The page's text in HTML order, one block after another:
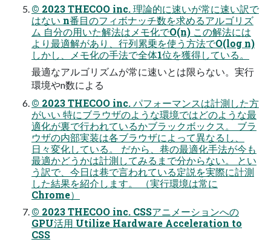
© 2023 THECOO inc. 理論的に速いが常に速い訳で
はない n番⽬のフィボナッチ数を求めるアルゴリズ
ム ⾃分の⽤いた解法はメモ化でO(n) この解法には
より最適解があり、⾏列累乗を使う⽅法でO(log n)
しかし、メモ化の⼿法で全体1位を獲得している。
最適なアルゴリズムが常に速いとは限らない。実⾏
環境やn数による
© 2023 THECOO inc. パフォーマンスは計測した⽅
がいい 特にブラウザのような環境ではどのような最
適化が裏で⾏われているかブラックボックス。 ブラ
ウザの内部実装は各ブラウザによって異なるし、
⽇々変化している。 だから、巷の最適化⼿法が今も
最適かどうかは計測してみるまで分からない。 とい
う訳で、今⽇は巷で⾔われている定説を実際に計測
した結果を紹介します。 （実⾏環境は常に
Chrome）
© 2023 THECOO inc. CSSアニメーションへの
GPU活⽤ Utilize Hardware Acceleration to
CSS